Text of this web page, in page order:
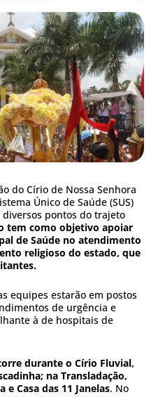
do Círio de Nossa Senhora
Único de Saúde (SUS)
pontos do trajeto
tem como objetivo apoiar
de Saúde no atendimento
religioso do estado, que
equipes estarão em postos
de urgência e
à de hospitais de
durante o Círio Fluvial,
na Transladação,
Casa das 11 Janelas. No